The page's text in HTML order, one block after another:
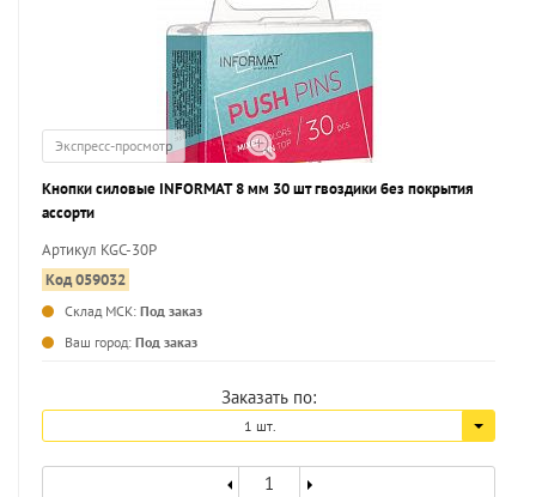
Экспресс-просмотр
Кнопки силовые INFORMAT 8 мм 30 шт гвоздики без покрытия
ассорти
Артикул KGC-30P
Код 059032
Склад МСК: Под заказ
Ваш город: Под заказ
Заказать по:
1 шт.